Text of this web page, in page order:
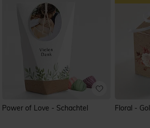
Power of Love - Schachtel Floral -